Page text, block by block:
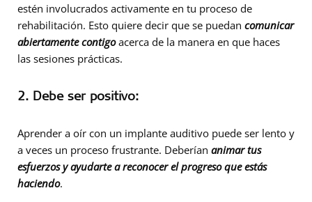
estén involucrados activamente en tu proceso de
rehabilitación. Esto quiere decir que se puedan comunicar
abiertamente contigoacerca de la manera en que haces
las sesiones prácticas.
2. Debe ser positivo:
Aprender a oír con un implante auditivo puede ser lento y
a veces un proceso frustrante. Deberían animar tus
esfuerzos y ayudarte a reconocer el progreso que estás
haciendo.